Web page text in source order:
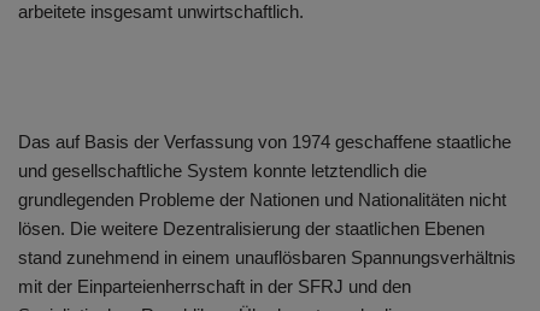
arbeitete insgesamt unwirtschaftlich.
Das auf Basis der Verfassung von 1974 geschaffene staatliche
und gesellschaftliche System konnte letztendlich die
grundlegenden Probleme der Nationen und Nationalitäten nicht
lösen. Die weitere Dezentralisierung der staatlichen Ebenen
stand zunehmend in einem unauflösbaren Spannungsverhältnis
mit der Einparteienherrschaft in der SFRJ und den